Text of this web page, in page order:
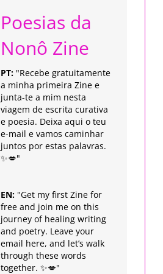
Poesias da
Nonô Zine
PT: "Recebe gratuitamente
a minha primeira Zine e
junta-te a mim nesta
viagem de escrita curativa
e poesia. Deixa aqui o teu
e-mail e vamos caminhar
juntos por estas palavras.
✨💋"
EN: "Get my first Zine for
free and join me on this
journey of healing writing
and poetry. Leave your
email here, and let’s walk
through these words
together. ✨💋"